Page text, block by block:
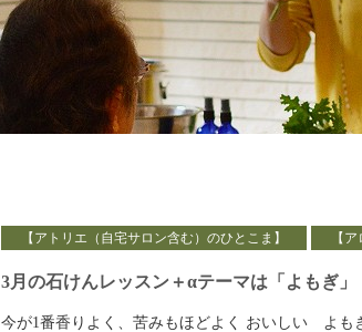
【アトリエ（自宅サロン含む）のひとこま】 【
3月の石けんレッスン＋αテーマは「よもぎ」
今が1番香りよく、苦みもほどよく おいしい よ